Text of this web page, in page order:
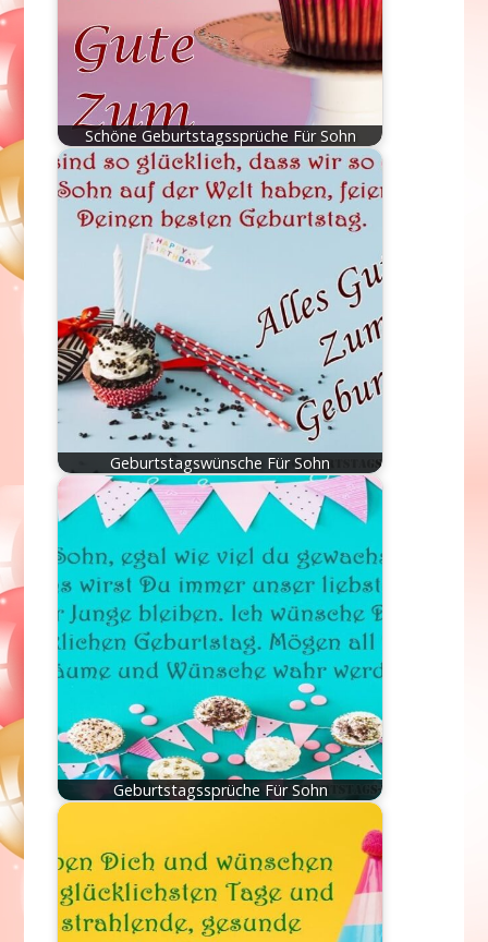
Schöne Geburtstagssprüche Für Sohn
Geburtstagswünsche Für Sohn
Geburtstagssprüche Für Sohn